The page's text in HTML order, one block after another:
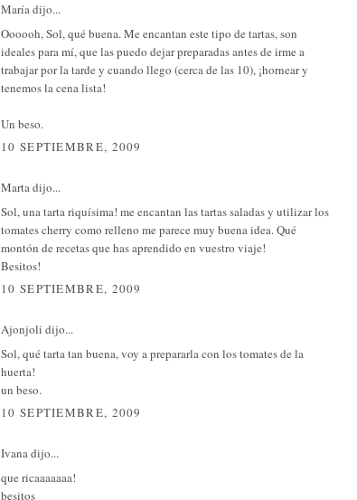
Maríadijo...
Oooooh, Sol, qué buena. Me encantan este tipo de tartas, son
ideales para mí, que las puedo dejar preparadas antes de irme a
trabajar por la tarde y cuando llego (cerca de las 10), ¡hornear y
tenemos la cena lista!
Un beso.
10 SEPTIEMBRE, 2009
Martadijo...
Sol, una tarta riquísima! me encantan las tartas saladas y utilizar los
tomates cherry como relleno me parece muy buena idea. Qué
montón de recetas que has aprendido en vuestro viaje!
Besitos!
10 SEPTIEMBRE, 2009
Ajonjoli dijo...
Sol, qué tarta tan buena, voy a prepararla con los tomates de la
huerta!
un beso.
10 SEPTIEMBRE, 2009
Ivanadijo...
que ricaaaaaaa!
besitos